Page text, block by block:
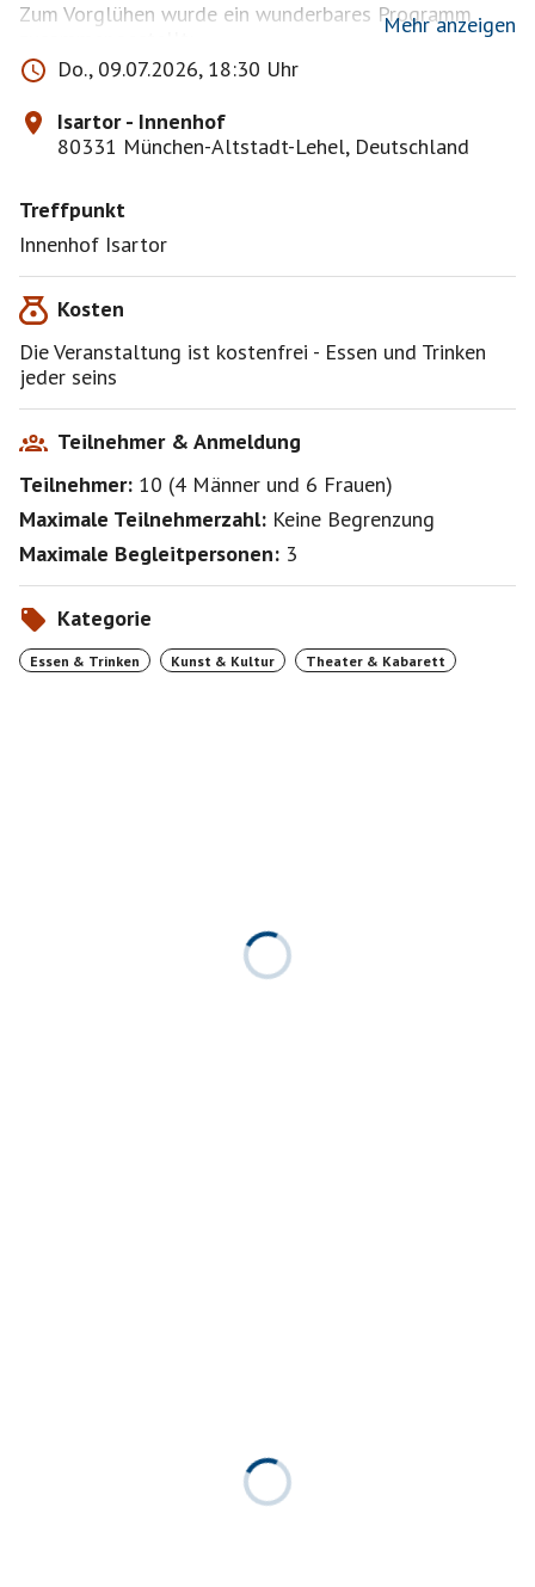
Zum Vorglühen wurde ein wunderbares Programm
Großartiges Kabarett bieten Luise Kinseher, Teresa
Reichl und Christian Springer.
Mit dabei sind auch die Vorsitzende der Saubande,
Bele Turba, und Johann Anzenberger mit bestem
Tolles Musikspiel kommt von Günter Grünwald und
der Band Rad Gumbo.
Hochzeitskapelle.
Schaut's mit mir vorbei - das dürfen wir uns einfach
nicht entgehen lassen.
Mehr anzeigen
Do., 09.07.2026, 18:30 Uhr
Isartor - Innenhof
80331 München-Altstadt-Lehel, Deutschland
Treffpunkt
Innenhof Isartor
Kosten
Die Veranstaltung ist kostenfrei - Essen und Trinken
jeder seins
Teilnehmer & Anmeldung
Teilnehmer: 10 (4 Männer und 6 Frauen)
Maximale Teilnehmerzahl: Keine Begrenzung
Maximale Begleitpersonen: 3
Kategorie
Essen & Trinken Kunst & Kultur Theater & Kabarett